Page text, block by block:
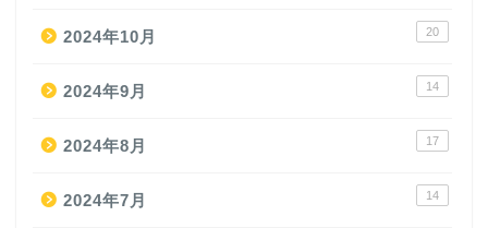
2024年10月 20
2024年9月 14
2024年8月 17
2024年7月 14